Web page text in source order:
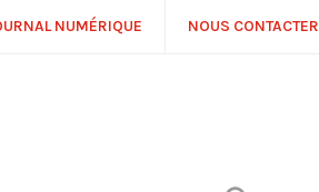
NUMÉRIQUE NOUS CONTACTER